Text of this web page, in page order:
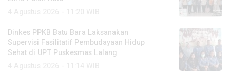
Dinkes PPKB Batu Bara Laksanakan
Supervisi Fasilitatif Pembudayaan Hidup
Sehat di UPT Puskesmas Lalang